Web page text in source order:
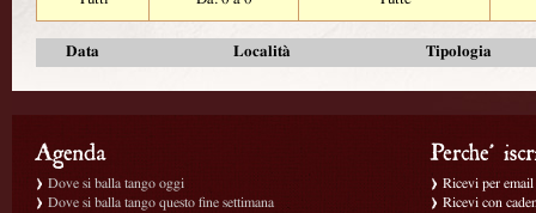
Data Località Tipologia
Dove si balla tango oggi
Dove si balla tango questo fine settimana
Ricevi per
Ricevi con